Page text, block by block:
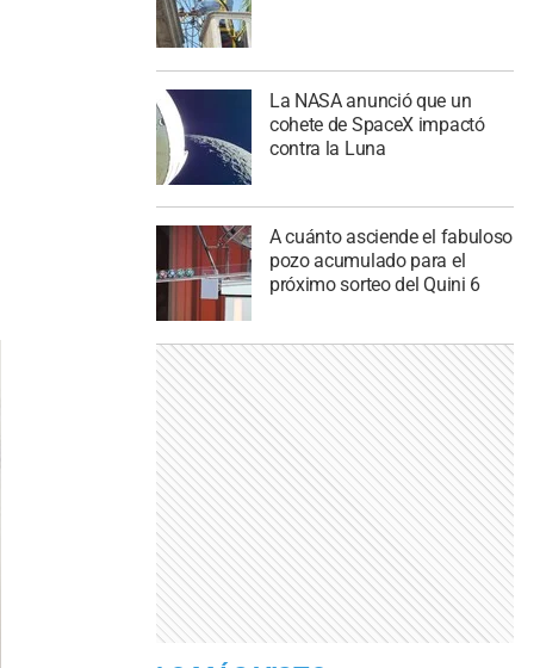
La NASA anunció que un
cohete de SpaceX impactó
contra la Luna
A cuánto asciende el fabuloso
pozo acumulado para el
próximo sorteo del Quini 6